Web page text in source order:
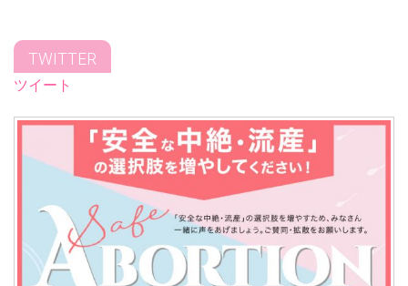
TWITTER
ツイート